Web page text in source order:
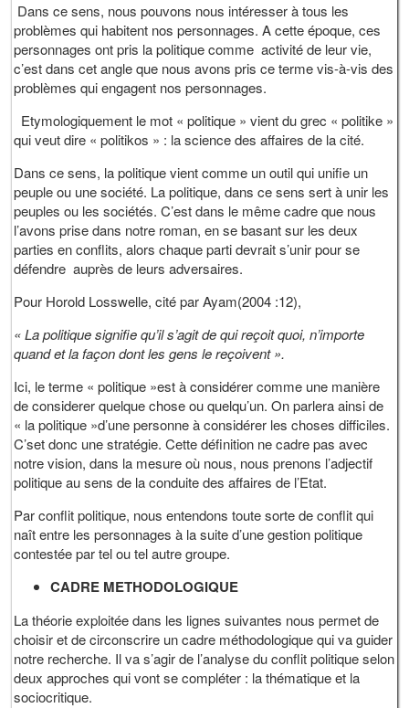
Dans ce sens, nous pouvons nous intéresser à tous les
problèmes qui habitent nos personnages. A cette époque, ces
personnages ont pris la politique comme activité de leur vie,
c’est dans cet angle que nous avons pris ce terme vis-à-vis des
problèmes qui engagent nos personnages.
Etymologiquement le mot « politique » vient du grec « politike »
qui veut dire « politikos » : la science des affaires de la cité.
Dans ce sens, la politique vient comme un outil qui unifie un
peuple ou une société. La politique, dans ce sens sert à unir les
peuples ou les sociétés. C’est dans le même cadre que nous
l’avons prise dans notre roman, en se basant sur les deux
parties en conflits, alors chaque parti devrait s’unir pour se
défendre auprès de leurs adversaires.
Pour Horold Losswelle, cité par Ayam(2004 :12),
« La politique signifie qu’il s’agit de qui reçoit quoi, n’importe
quand et la façon dont les gens le reçoivent ».
Ici, le terme « politique »est à considérer comme une manière
de considerer quelque chose ou quelqu’un. On parlera ainsi de
« la politique »d’une personne à considérer les choses difficiles.
C’set donc une stratégie. Cette définition ne cadre pas avec
notre vision, dans la mesure où nous, nous prenons l’adjectif
politique au sens de la conduite des affaires de l’Etat.
Par conflit politique, nous entendons toute sorte de conflit qui
naît entre les personnages à la suite d’une gestion politique
contestée par tel ou tel autre groupe.
CADRE METHODOLOGIQUE
La théorie exploitée dans les lignes suivantes nous permet de
choisir et de circonscrire un cadre méthodologique qui va guider
notre recherche. Il va s’agir de l’analyse du conflit politique selon
deux approches qui vont se compléter : la thématique et la
sociocritique.